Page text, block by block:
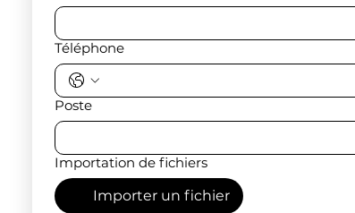
Téléphone
Poste
Importation de fichiers
Importer un fichier